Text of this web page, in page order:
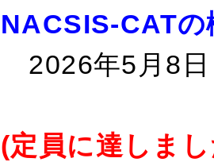
NACSIS-CAT
2026年5月8
(定員に達しま